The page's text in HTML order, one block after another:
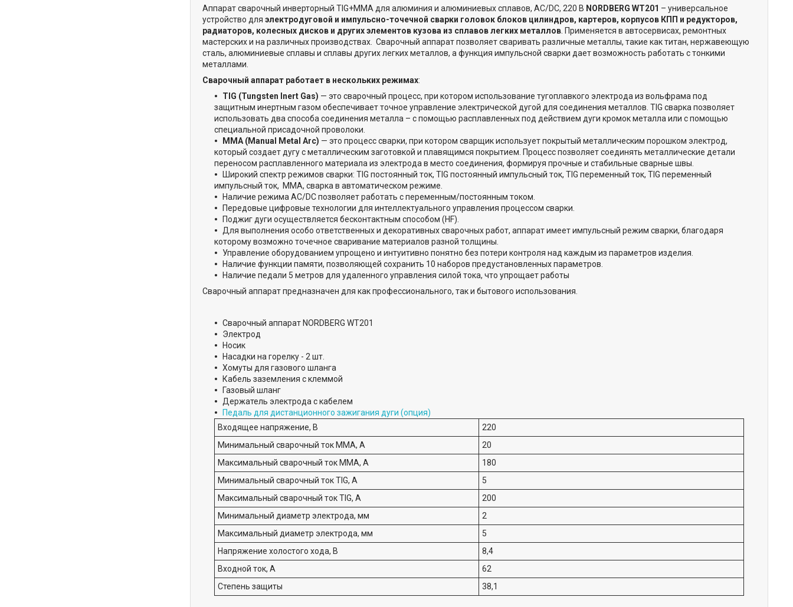
Аппарат сварочный инверторный TIG+MMA для алюминия и алюминиевых сплавов, AC/DC, 220 В NORDBERG WT201 – универсальное
устройство для электродуговой и импульсно-точечной сварки головок блоков цилиндров, картеров, корпусов КПП и редукторов,
радиаторов, колесных дисков и других элементов кузова из сплавов легких металлов . Применяется в автосервисах, ремонтных
мастерских и на различных производствах. Сварочный аппарат позволяет сваривать различные металлы, такие как титан, нержавеющую
сталь, алюминиевые сплавы и сплавы других легких металлов, а функция импульсной сварки дает возможность работать с тонкими
металлами.
Сварочный аппарат работает в нескольких режимах:
TIG (Tungsten Inert Gas) — это сварочный процесс, при котором использование тугоплавкого электрода из вольфрама под
защитным инертным газом обеспечивает точное управление электрической дугой для соединения металлов. TIG сварка позволяет
использовать два способа соединения металла – с помощью расплавленных под действием дуги кромок металла или с помощью
специальной присадочной проволоки.
ММА (Manual Metal Arc) — это процесс сварки, при котором сварщик использует покрытый металлическим порошком электрод,
который создает дугу с металлическим заготовкой и плавящимся покрытием. Процесс позволяет соединять металлические детали
переносом расплавленного материала из электрода в место соединения, формируя прочные и стабильные сварные швы.
Широкий спектр режимов сварки: TIG постоянный ток, TIG постоянный импульсный ток, TIG переменный ток, TIG переменный
импульсный ток, MMA, сварка в автоматическом режиме.
Наличие режима AC/DC позволяет работать с переменным/постоянным током.
Передовые цифровые технологии для интеллектуального управления процессом сварки.
Поджиг дуги осуществляется бесконтактным способом (HF).
Для выполнения особо ответственных и декоративных сварочных работ, аппарат имеет импульсный режим сварки, благодаря
которому возможно точечное сваривание материалов разной толщины.
Управление оборудованием упрощено и интуитивно понятно без потери контроля над каждым из параметров изделия.
Наличие функции памяти, позволяющей сохранить 10 наборов предустановленных параметров.
Наличие педали 5 метров для удаленного управления силой тока, что упрощает работы
Сварочный аппарат предназначен для как профессионального, так и бытового использования.
Сварочный аппарат NORDBERG WT201
Электрод
Носик
Насадки на горелку - 2 шт.
Хомуты для газового шланга
Кабель заземления с клеммой
Газовый шланг
Держатель электрода с кабелем
Педаль для дистанционного зажигания дуги (опция)
Входящее напряжение, В
220
Минимальный сварочный ток MMA, А
20
Максимальный сварочный ток MMA, А
180
Минимальный сварочный ток TIG, А
5
Максимальный сварочный ток TIG, А
200
Минимальный диаметр электрода, мм
2
Максимальный диаметр электрода, мм
5
Напряжение холостого хода, В
8,4
Входной ток, А
62
Степень защиты
38,1